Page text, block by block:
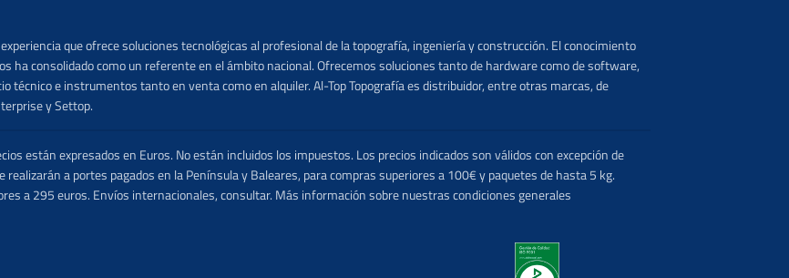
que ofrece soluciones tecnológicas al profesional de la topografía, ingeniería y construcción. El conocimiento
ha consolidado como un referente en el ámbito nacional. Ofrecemos soluciones tanto de hardware como de software,
e instrumentos tanto en venta como en alquiler. Al-Top Topografía es distribuidor, entre otras marcas, de
y Settop.
están expresados en Euros. No están incluidos los impuestos. Los precios indicados son válidos con excepción de
a portes pagados en la Península y Baleares, para compras superiores a 100€ y paquetes de hasta 5 kg.
a 295 euros. Envíos internacionales, consultar. Más información sobre nuestras condiciones generales